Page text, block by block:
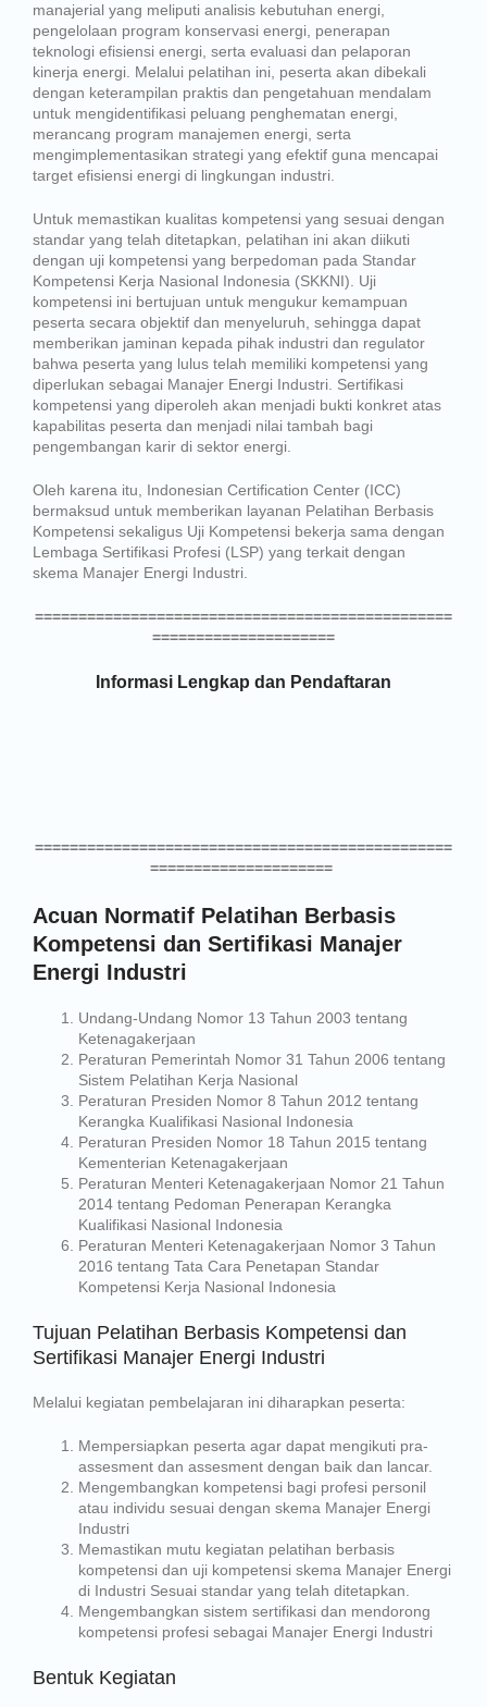
manajerial yang meliputi analisis kebutuhan energi,
pengelolaan program konservasi energi, penerapan
teknologi efisiensi energi, serta evaluasi dan pelaporan
kinerja energi. Melalui pelatihan ini, peserta akan dibekali
dengan keterampilan praktis dan pengetahuan mendalam
untuk mengidentifikasi peluang penghematan energi,
merancang program manajemen energi, serta
mengimplementasikan strategi yang efektif guna mencapai
target efisiensi energi di lingkungan industri.
Untuk memastikan kualitas kompetensi yang sesuai dengan
standar yang telah ditetapkan, pelatihan ini akan diikuti
dengan uji kompetensi yang berpedoman pada Standar
Kompetensi Kerja Nasional Indonesia (SKKNI). Uji
kompetensi ini bertujuan untuk mengukur kemampuan
peserta secara objektif dan menyeluruh, sehingga dapat
memberikan jaminan kepada pihak industri dan regulator
bahwa peserta yang lulus telah memiliki kompetensi yang
diperlukan sebagai Manajer Energi Industri. Sertifikasi
kompetensi yang diperoleh akan menjadi bukti konkret atas
kapabilitas peserta dan menjadi nilai tambah bagi
pengembangan karir di sektor energi.
Oleh karena itu, Indonesian Certification Center (ICC)
bermaksud untuk memberikan layanan Pelatihan Berbasis
Kompetensi sekaligus Uji Kompetensi bekerja sama dengan
Lembaga Sertifikasi Profesi (LSP) yang terkait dengan
skema Manajer Energi Industri.
================================================
=====================
Informasi Lengkap dan Pendaftaran
================================================
=====================
Acuan Normatif Pelatihan Berbasis
Kompetensi dan Sertifikasi Manajer
Energi Industri
Undang-Undang Nomor 13 Tahun 2003 tentang
Ketenagakerjaan
Peraturan Pemerintah Nomor 31 Tahun 2006 tentang
Sistem Pelatihan Kerja Nasional
Peraturan Presiden Nomor 8 Tahun 2012 tentang
Kerangka Kualifikasi Nasional Indonesia
Peraturan Presiden Nomor 18 Tahun 2015 tentang
Kementerian Ketenagakerjaan
Peraturan Menteri Ketenagakerjaan Nomor 21 Tahun
2014 tentang Pedoman Penerapan Kerangka
Kualifikasi Nasional Indonesia
Peraturan Menteri Ketenagakerjaan Nomor 3 Tahun
2016 tentang Tata Cara Penetapan Standar
Kompetensi Kerja Nasional Indonesia
Tujuan Pelatihan Berbasis Kompetensi dan
Sertifikasi Manajer Energi Industri
Melalui kegiatan pembelajaran ini diharapkan peserta:
Mempersiapkan peserta agar dapat mengikuti pra-
assesment dan assesment dengan baik dan lancar.
Mengembangkan kompetensi bagi profesi personil
atau individu sesuai dengan skema Manajer Energi
Industri
Memastikan mutu kegiatan pelatihan berbasis
kompetensi dan uji kompetensi skema Manajer Energi
di Industri Sesuai standar yang telah ditetapkan.
Mengembangkan sistem sertifikasi dan mendorong
kompetensi profesi sebagai Manajer Energi Industri
Bentuk Kegiatan